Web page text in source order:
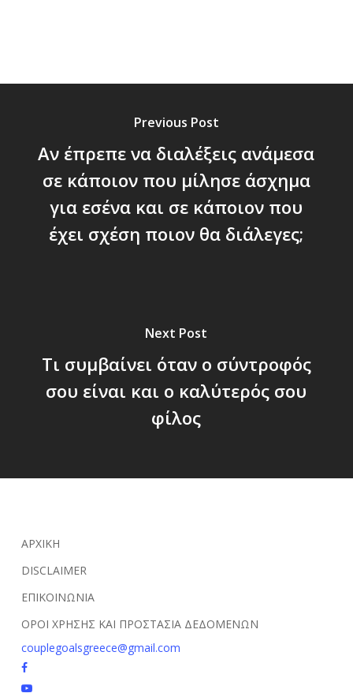
Previous Post
Αν έπρεπε να διαλέξεις ανάμεσα
σε κάποιον που μίλησε άσχημα
για εσένα και σε κάποιον που
έχει σχέση ποιον θα διάλεγες;
Next Post
Τι συμβαίνει όταν ο σύντροφός
σου είναι και ο καλύτερός σου
φίλος
ΑΡΧΙΚΗ
DISCLAIMER
ΕΠΙΚΟΙΝΩΝΙΑ
ΟΡΟΙ ΧΡΗΣΗΣ ΚΑΙ ΠΡΟΣΤΑΣΙΑ ΔΕΔΟΜΕΝΩΝ
couplegoalsgreece@gmail.com
facebook
youtube